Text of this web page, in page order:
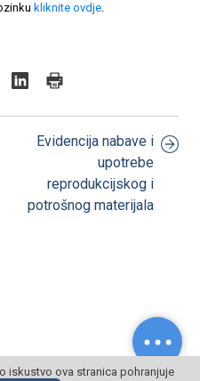
kliknite ovdje.
Evidencija nabave i
upotrebe
reprodukcijskog i
potrošnog materijala
iskustvo ova stranica pohranjuje